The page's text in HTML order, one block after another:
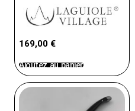
169,00 €
Ajoutez au panier